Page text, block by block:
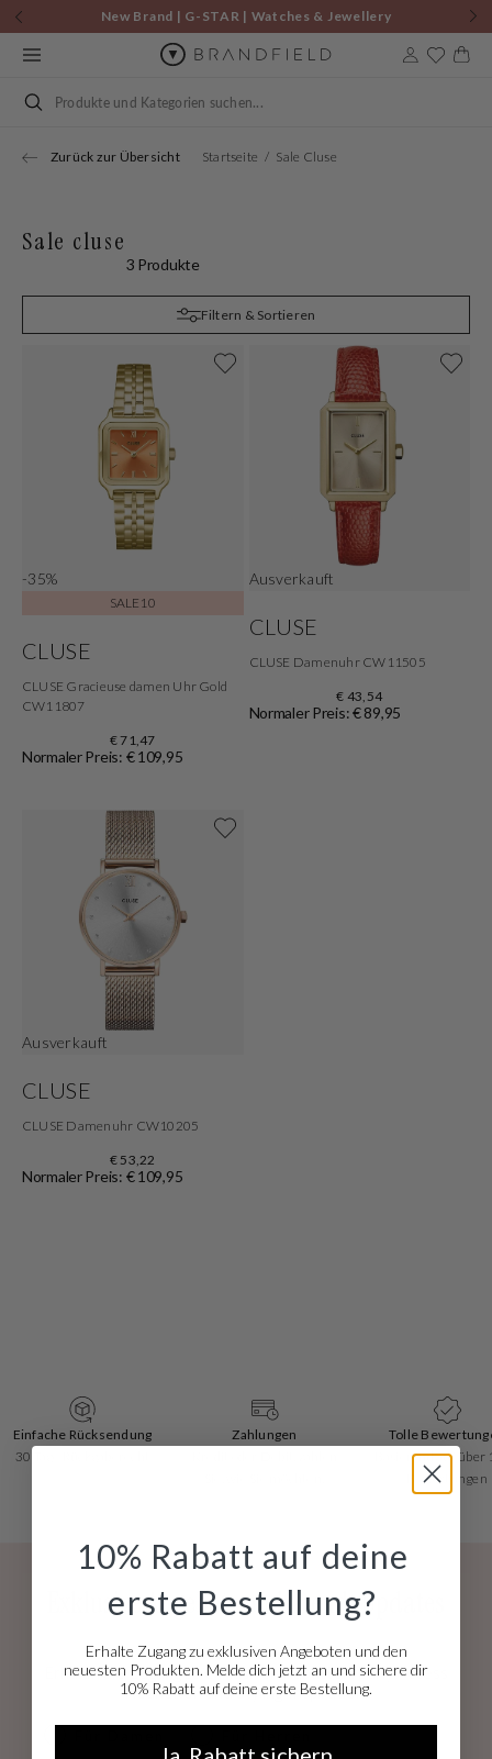
Zum
Inhalt
springen
New Brand | G-STAR | Watches & Jewellery
Suchen
Zurück zur Übersicht Startseite Sale Cluse
Sale cluse
3 Produkte
Filtern & Sortieren
-35%
SALE10
CLUSE
CLUSE Gracieuse damen Uhr Gold
CW11807
€ 71,47
Normaler Preis: € 109,95
Ausverkauft
CLUSE
CLUSE Damenuhr CW11505
€ 43,54
Normaler Preis: € 89,95
Ausverkauft
CLUSE
CLUSE Damenuhr CW10205
€ 53,22
Normaler Preis: € 109,95
Einfache Rücksendung
30 Tage Rückgaberecht
Zahlungen
Tolle
Basierend auf über
Bewertungen
Exklusive Angebote und Trend-Updates
Direkt in Ihr Postfach.
Erhalen Sie Zugang zu exklusiven Rabatten, Early Access
Neuheiten und Styling-Inspiration.
10% Rabatt auf deine
erste Bestellung?
Erhalte Zugang zu exklusiven Angeboten und den
neuesten Produkten. Melde dich jetzt an und sichere dir
10% Rabatt auf deine erste Bestellung.